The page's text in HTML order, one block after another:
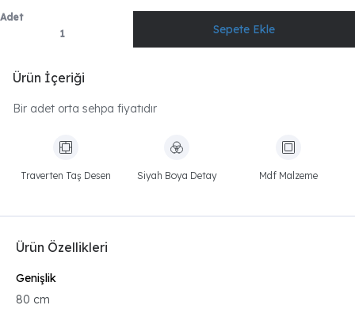
Adet
Ürün İçeriği
Bir adet orta sehpa fiyatıdır
Traverten Taş Desen Siyah Boya Detay Mdf Malzeme
Ürün Özellikleri
Genişlik
80 cm